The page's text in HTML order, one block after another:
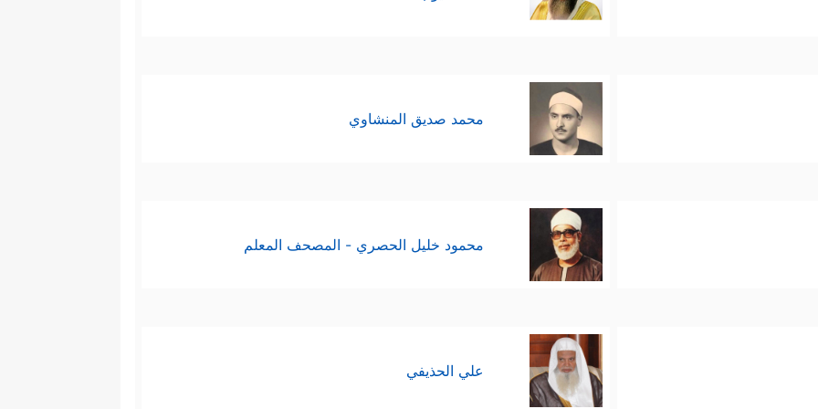
بالمال والنفس عن عقيدةٍ وصدقٍ
لا يُؤخَذ بالأهواء ولا الآراء المجرَّدة، وإنّما يُؤخَذ من الوحي، وأمّا الاجتهاد فإنّما
وإدراك غاياته وقواعده ومقاصده
التوجُّه باعتقاد حاجةِ الإنسان إلى التديُّن، لمعرفة طريق نجاته وسعادته في الدنيا
محمد صديق المنشاوي
محمود خليل الحصري - المصحف المعلم
علي الحذيفي